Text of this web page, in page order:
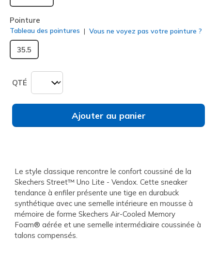
Pointure
Tableau des pointures Vous ne voyez pas votre pointure ?
35.5
QTÉ
Ajouter au panier
Le style classique rencontre le confort coussiné de la
Skechers Street™ Uno Lite - Vendox. Cette sneaker
tendance à enfiler présente une tige en durabuck
synthétique avec une semelle intérieure en mousse à
mémoire de forme Skechers Air-Cooled Memory
Foam® aérée et une semelle intermédiaire coussinée à
talons compensés.